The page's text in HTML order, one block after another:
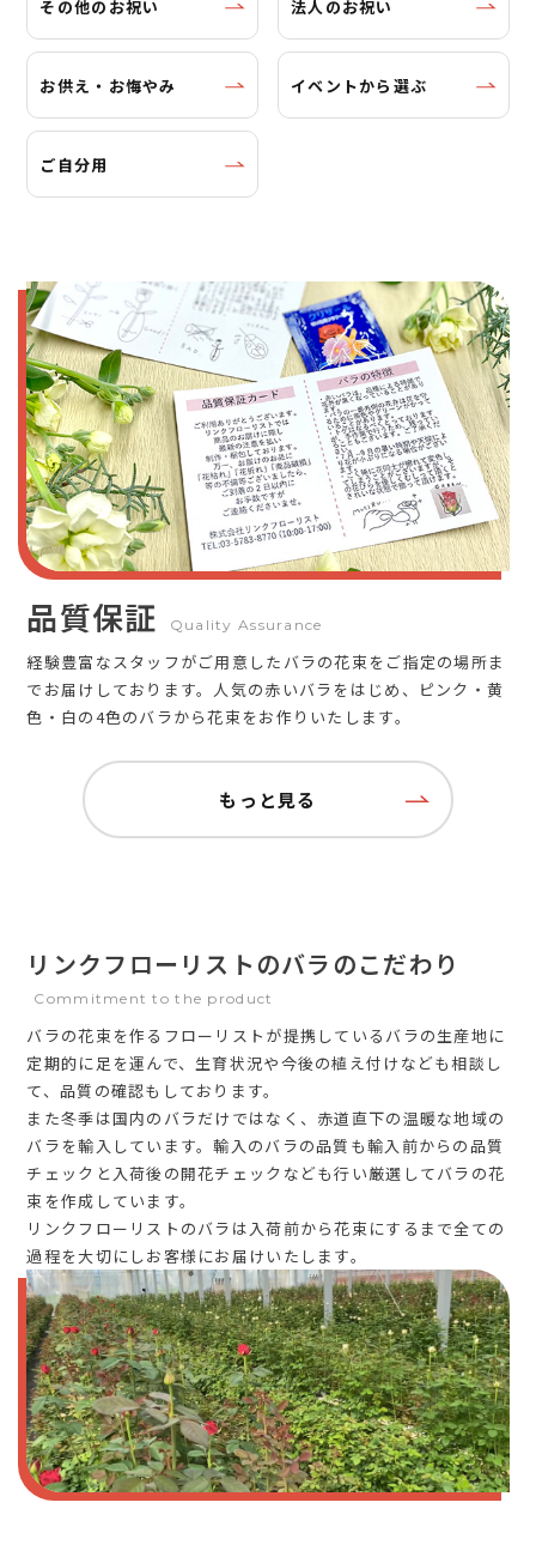
その他のお祝い 法人のお祝い
お供え・お悔やみ イベントから選ぶ
ご自分用
品質保証 Quality Assurance
経験豊富なスタッフがご用意したバラの花束をご指定の場所ま
でお届けしております。人気の赤いバラをはじめ、ピンク・黄
色・白の4色のバラから花束をお作りいたします。
もっと見る
リンクフローリストのバラのこだわり
Commitment to the product
バラの花束を作るフローリストが提携しているバラの生産地に
定期的に足を運んで、生育状況や今後の植え付けなども相談し
て、品質の確認もしております。
また冬季は国内のバラだけではなく、赤道直下の温暖な地域の
バラを輸入しています。輸入のバラの品質も輸入前からの品質
チェックと入荷後の開花チェックなども行い厳選してバラの花
束を作成しています。
リンクフローリストのバラは入荷前から花束にするまで全ての
過程を大切にしお客様にお届けいたします。